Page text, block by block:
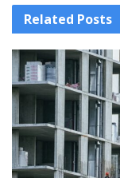
Related Posts